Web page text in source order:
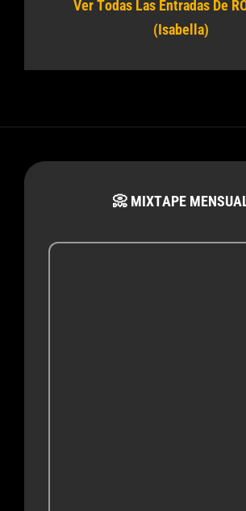
Ver Todas Las Entradas De
(Isabella)
📀 MIXTAPE